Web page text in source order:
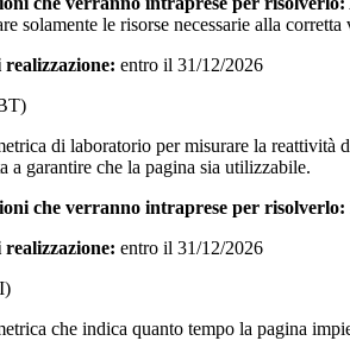
solamente le risorse necessarie alla
entro il 31/12/2026
di laboratorio per misurare la reattività
a garantire che la pagina sia utilizzabile.
che verranno intraprese per risolverlo:
entro il 31/12/2026
che indica quanto tempo la pagina